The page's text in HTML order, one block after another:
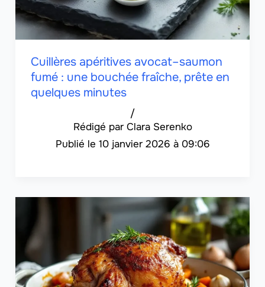
Cuillères apéritives avocat–saumon
fumé : une bouchée fraîche, prête en
quelques minutes
Clara Serenko
/
10 janvier 2026 à 09:06